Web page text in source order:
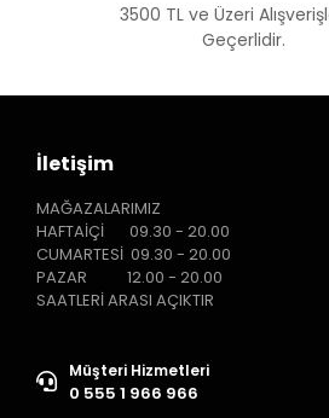
3500 TL ve Üzeri
Geçerlidir.
İletişim
MAĞAZALARIMIZ
HAFTAİÇİ 09.30 - 20.00
CUMARTESİ 09.30 - 20.00
PAZAR 12.00 - 20.00
SAATLERİ ARASI AÇIKTIR
Müşteri Hizmetleri
0 555 1 966 966